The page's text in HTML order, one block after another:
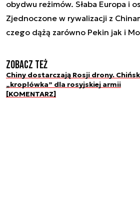
obydwu reżimów. Słaba Europa i
Zjednoczone w rywalizacji z
czego dążą zarówno Pekin jak i
Zobacz też
Chiny dostarczają Rosji drony.
„kroplówka” dla rosyjskiej armii
[KOMENTARZ]